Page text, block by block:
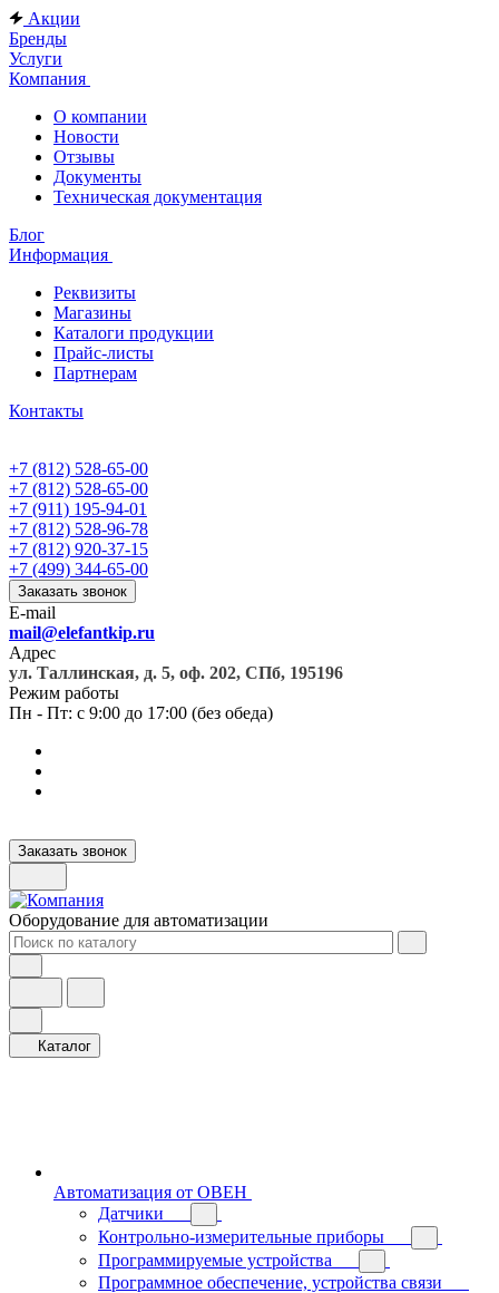
Акции
Бренды
Услуги
Компания
О компании
Новости
Отзывы
Документы
Техническая документация
Блог
Информация
Реквизиты
Магазины
Каталоги продукции
Прайс-листы
Партнерам
Контакты
+7 (812) 528-65-00
+7 (812) 528-65-00
+7 (911) 195-94-01
+7 (812) 528-96-78
+7 (812) 920-37-15
+7 (499) 344-65-00
Заказать звонок
E-mail
mail@elefantkip.ru
Адрес
ул. Таллинская, д. 5, оф. 202, СПб, 195196
Режим работы
Пн - Пт: с 9:00 до 17:00 (без обеда)
Заказать звонок
Оборудование для автоматизации
Каталог
Автоматизация от ОВЕН
Датчики
Контрольно-измерительные приборы
Программируемые устройства
Программное обеспечение, устройства связи